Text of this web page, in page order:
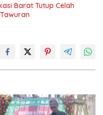
Barat Tutup Celah